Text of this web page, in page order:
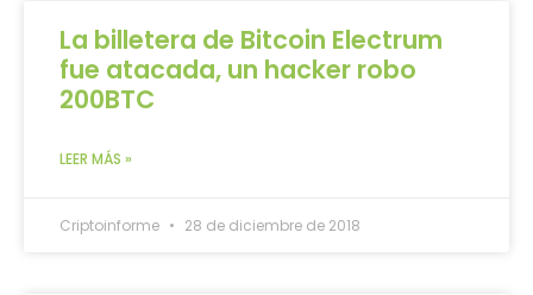
La billetera de Bitcoin Electrum
fue atacada, un hacker robo
200BTC
LEER MÁS »
Criptoinforme 28 de diciembre de 2018